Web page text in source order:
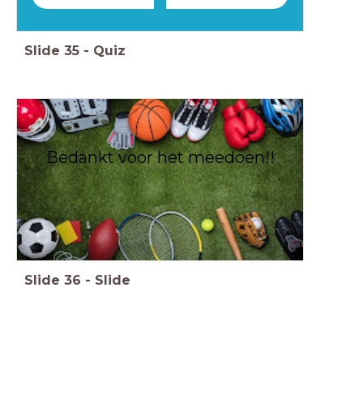
Slide 35 - Quiz
Bedankt voor het meedoen!!
Slide 36 - Slide